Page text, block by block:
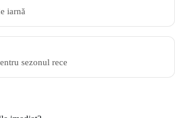
iarnă
sezonul rece